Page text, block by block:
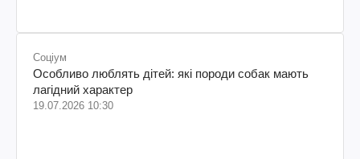
Соціум
Особливо люблять дітей: які породи собак мають
лагідний характер
19.07.2026 10:30